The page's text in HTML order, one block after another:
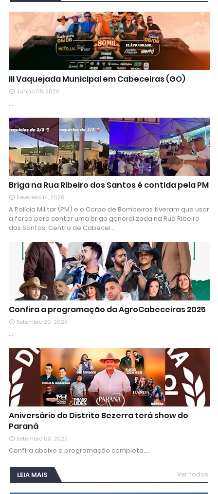
III Vaquejada Municipal em Cabeceiras (GO)
Junho 05, 2026
…
Briga na Rua Ribeiro dos Santos é contida pela PM
Fevereiro 14, 2026
A Polícia Militar (PM) e o Corpo de Bombeiros tiveram que usar
a força para conter uma briga generalizada na Rua Ribeiro
dos Santos, Centro de Cabecei…
Confira a programação da AgroCabeceiras 2025
Setembro 20, 2025
…
Aniversário do Distrito Bezerra terá show do
Paraná
Setembro 03, 2025
Confira abaixo a programação completa.…
LEIA MAIS Ver todos